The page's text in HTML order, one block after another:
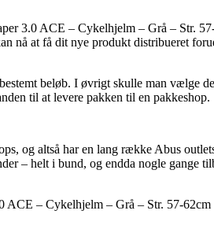
3.0 ACE – Cykelhjelm – Grå – Str.
nå at få dit nye produkt distribueret
beløb. I øvrigt skulle man vælge
til at levere pakken til en pakkeshop.
og altså har en lang række Abus
– helt i bund, og endda nogle gange
ACE – Cykelhjelm – Grå – Str. 57-62cm